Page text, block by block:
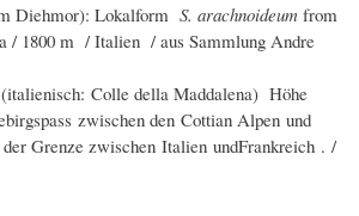
Diehmor): Lokalform S. arachnoideum from
/ 1800 m / Italien / aus Sammlung Andre
Colle della Maddalena) Höhe
zwischen den Cottian Alpen und
der Grenze zwischen Italien undFrankreich . /